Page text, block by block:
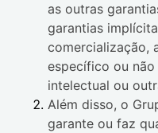
as outras
garantias
comercialização,
específico ou
intelectual ou
Além disso, o
garante ou faz